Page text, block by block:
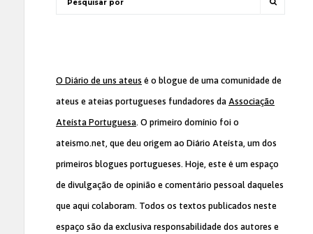
O Diário de uns ateus é o blogue de uma comunidade de
ateus e ateias portugueses fundadores da Associação
Ateísta Portuguesa. O primeiro domínio foi o
ateismo.net, que deu origem ao Diário Ateísta, um dos
primeiros blogues portugueses. Hoje, este é um espaço
de divulgação de opinião e comentário pessoal daqueles
que aqui colaboram. Todos os textos publicados neste
espaço são da exclusiva responsabilidade dos autores e